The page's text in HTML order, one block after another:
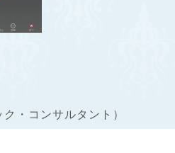
・コンサルタント）